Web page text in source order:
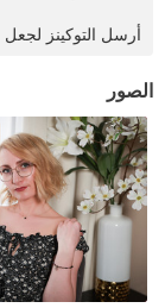
أرسل التوكينز لجعل
الصور